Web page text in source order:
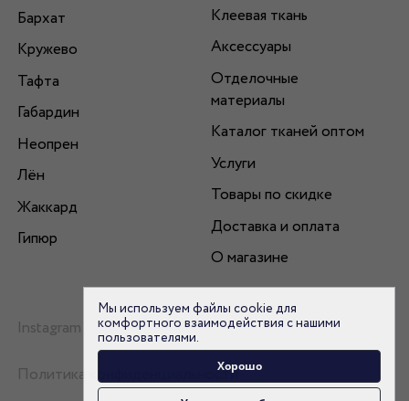
Бархат
Кружево
Тафта
Габардин
Неопрен
Лён
Жаккард
Гипюр
Клеевая ткань
Аксессуары
Отделочные
материалы
Каталог тканей оптом
Услуги
Товары по скидке
Доставка и оплата
О магазине
Instagram
Политика конфиденциальности
Мы используем файлы cookie для
комфортного взаимодействия с нашими
пользователями.
Хорошо